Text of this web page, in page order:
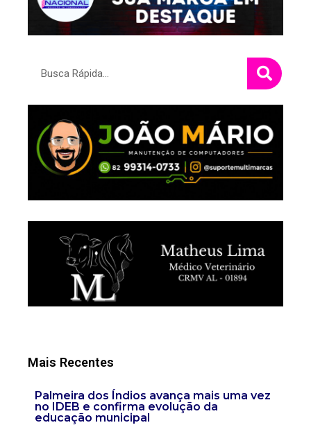
Mais Recentes
Palmeira dos Índios avança mais uma vez
no IDEB e confirma evolução da
educação municipal